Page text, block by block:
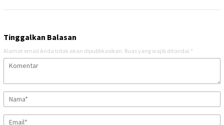
Tinggalkan Balasan
Alamat email Anda tidak akan dipublikasikan. Ruas yang wajib ditandai *